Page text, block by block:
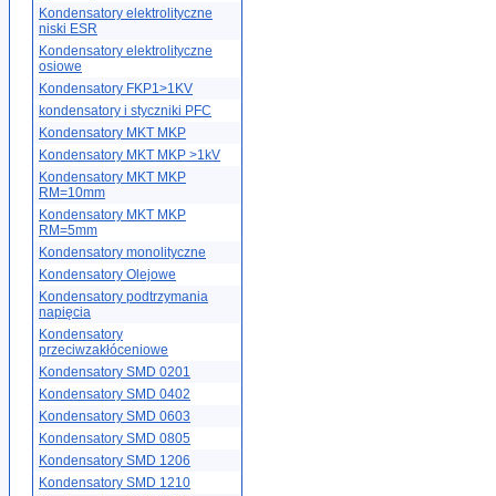
Kondensatory elektrolityczne
niski ESR
Kondensatory elektrolityczne
osiowe
Kondensatory FKP1>1KV
kondensatory i styczniki PFC
Kondensatory MKT MKP
Kondensatory MKT MKP >1kV
Kondensatory MKT MKP
RM=10mm
Kondensatory MKT MKP
RM=5mm
Kondensatory monolityczne
Kondensatory Olejowe
Kondensatory podtrzymania
napięcia
Kondensatory
przeciwzakłóceniowe
Kondensatory SMD 0201
Kondensatory SMD 0402
Kondensatory SMD 0603
Kondensatory SMD 0805
Kondensatory SMD 1206
Kondensatory SMD 1210